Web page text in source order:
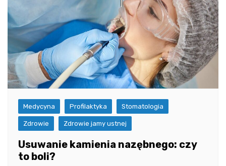
Medycyna Profilaktyka Stomatologia
Zdrowie Zdrowie jamy ustnej
Usuwanie kamienia nazębnego: czy
to boli?